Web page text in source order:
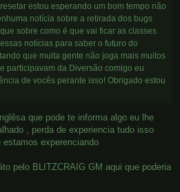
estou esperando um bom tempo não
notícia sobre a retirada dos bugs
sobre como é que vai ficar as classes
notícias para saber o futuro do
que muita gente não joga mais muitos
participavam da Diversão comigo eu
de vocês perante isso! Obrigado estou
que pode te informa algo eu lhe
, perda de experiencia tudo isso
estamos experenciando
pelo BLITZCRAIG GM aqui que poderia